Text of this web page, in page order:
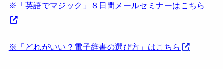
※「英語でマジック」８日間メールセミナーはこちら
※「どれがいい？電子辞書の選び方」はこちら